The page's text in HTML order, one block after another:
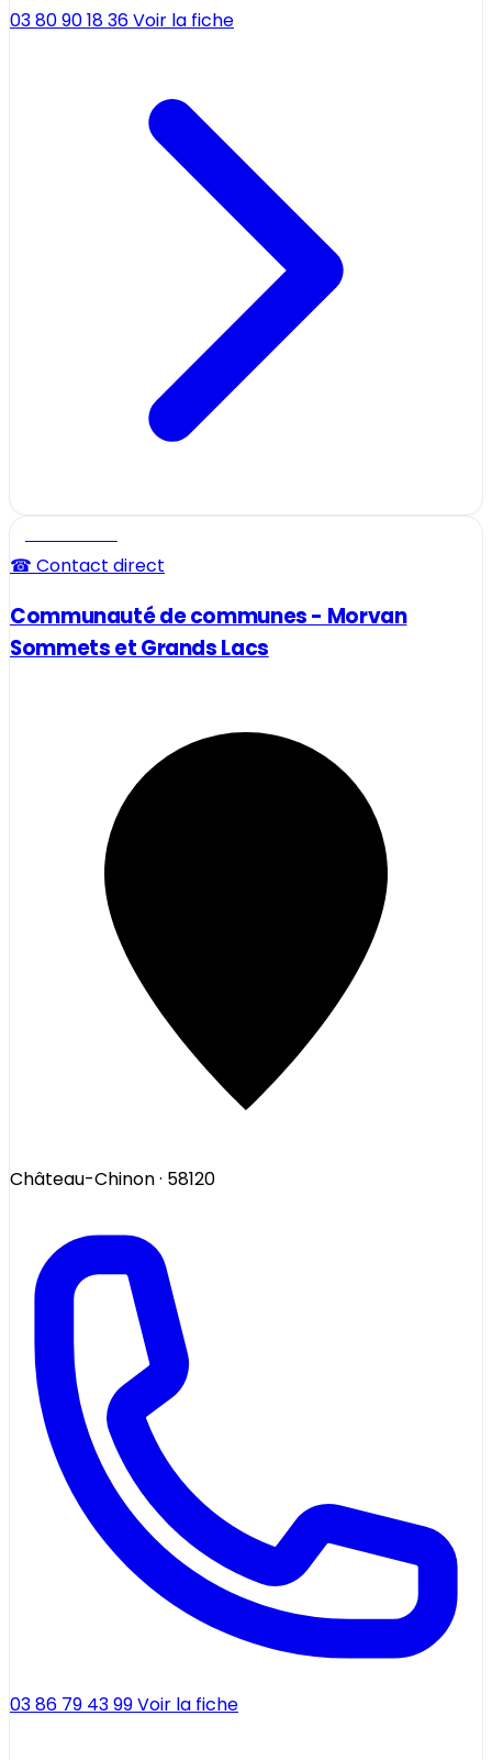
03 80 90 18 36Voir la fiche
☎ Contact direct
Communauté de communes - Morvan
Sommets et Grands Lacs
Château-Chinon· 58120
03 86 79 43 99Voir la fiche